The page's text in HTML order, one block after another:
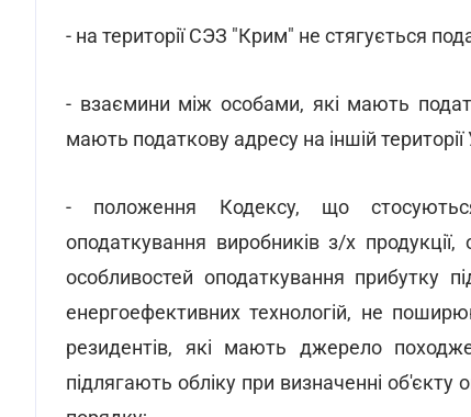
- на території СЭЗ "Крим" не стягується
- взаємини між особами, які мають
мають податкову адресу на іншій
- положення Кодексу, що
оподаткування виробників з/х продукції,
особливостей оподаткування прибутку
енергоефективних технологій, не
резидентів, які мають джерело
підлягають обліку при визначенні